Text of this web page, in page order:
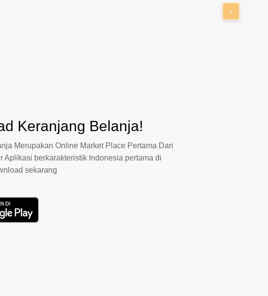
>
Keranjang Belanja!
Merupakan Online Market Place Pertama Dari
Aplikasi berkarakteristik Indonesia pertama di
sekarang